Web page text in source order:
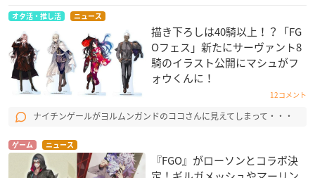
オタ活・推し活 ニュース
描き下ろしは40騎以上！？「FG
Oフェス」新たにサーヴァント8
騎のイラスト公開にマシュがフ
ォウくんに！
12コメント
ナイチンゲールがヨルムンガンドのココさんに見えてしまって・・・
ゲーム ニュース
『FGO』がローソンとコラボ決